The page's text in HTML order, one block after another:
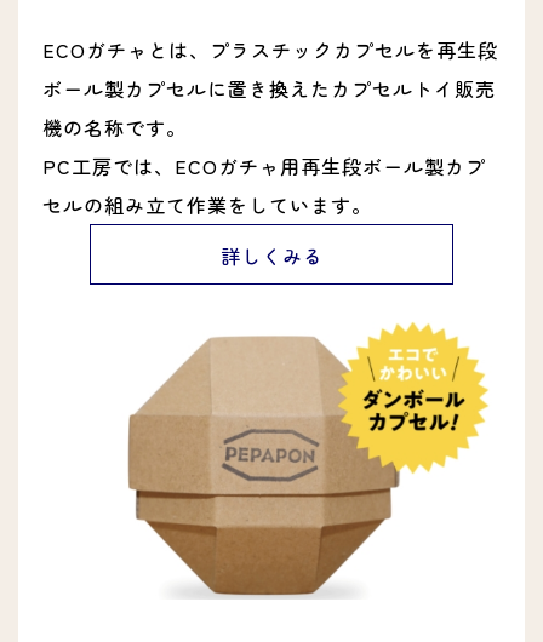
ECOガチャとは、プラスチックカプセルを再生段
ボール製カプセルに置き換えたカプセルトイ販売
機の名称です。
PC工房では、ECOガチャ用再生段ボール製カプ
セルの組み立て作業をしています。
詳しくみる